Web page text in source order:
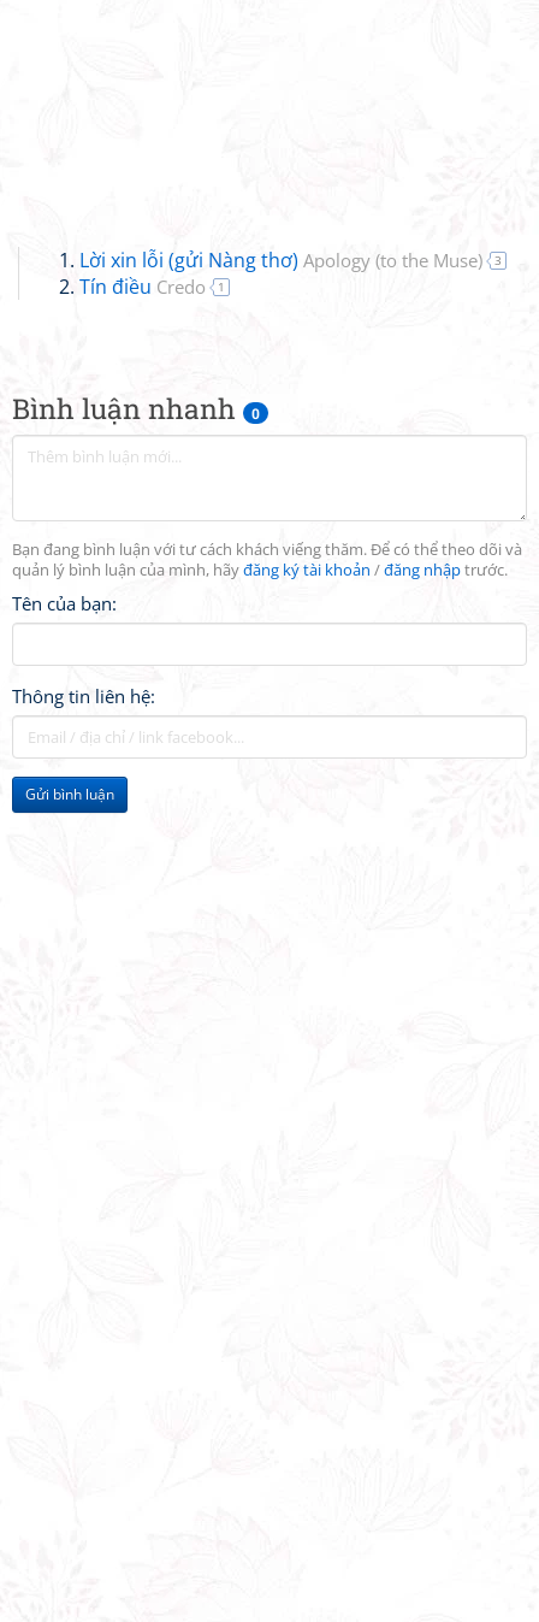
Bình luận nhanh 0
Bạn đang bình luận với tư cách khách viếng thăm. Để có thể theo dõi và
quản lý bình luận của mình, hãyđăng ký tài khoản /đăng nhậptrước.
Tên của bạn:
Thông tin liên hệ:
Gửi bình luận
Lời xin lỗi (gửi Nàng thơ) Apology (to the Muse) 3
Tín điều Credo 1